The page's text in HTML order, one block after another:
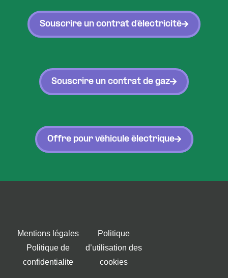
Souscrire un contrat d'électricité
Souscrire un contrat de gaz
Offre pour véhicule électrique
Mentions légales
Politique de
confidentialite
Politique
d’utilisation des
cookies